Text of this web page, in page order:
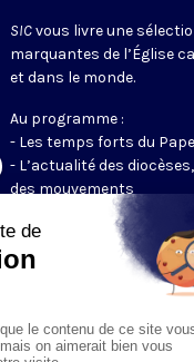
SICvous livre une
marquantes de l’Église
et dans le monde.
Au programme :
- Les temps forts du
- L’actualité des
des mouvements
- Les initiatives des
dans le monde
- Les grands
enjeux du moment pour
Un journal tout en
rédaction de KTO, pour